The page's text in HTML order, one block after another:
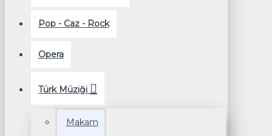
Pop - Caz - Rock
Opera
Türk Müziği
Makam